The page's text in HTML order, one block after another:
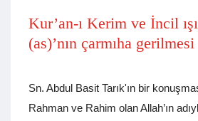
Kur’an-ı Kerim ve İncil
(as)’nın çarmıha gerilmesi
Sn. Abdul Basit Tarık'ın bir
Rahman ve Rahim olan Allah’ın